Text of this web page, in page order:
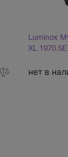
Luminox
нет в